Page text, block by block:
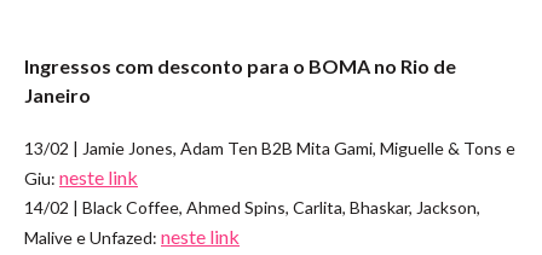
Ingressos com desconto para o BOMA no Rio de
Janeiro
13/02 | Jamie Jones, Adam Ten B2B Mita Gami, Miguelle & Tons e
Giu: neste link
14/02 | Black Coffee, Ahmed Spins, Carlita, Bhaskar, Jackson,
Malive e Unfazed: neste link